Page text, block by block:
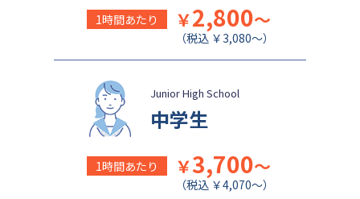
1時間あたり ￥2,800～
（税込 ￥3,080～）
Junior High School
中学生
1時間あたり ￥3,700～
（税込 ￥4,070～）